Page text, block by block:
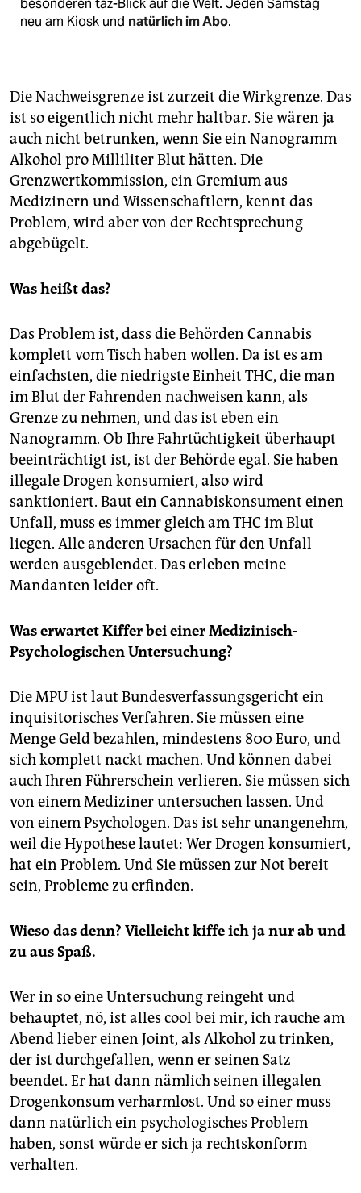
besonderen taz-Blick auf die Welt. Jeden Samstag
neu am Kiosk und natürlich im Abo.
Die Nachweisgrenze ist zurzeit die Wirkgrenze. Das
ist so eigentlich nicht mehr haltbar. Sie wären ja
auch nicht betrunken, wenn Sie ein Nanogramm
Alkohol pro Milliliter Blut hätten. Die
Grenzwertkommission, ein Gremium aus
Medizinern und Wissenschaftlern, kennt das
Problem, wird aber von der Rechtsprechung
abgebügelt.
Was heißt das?
Das Problem ist, dass die Behörden Cannabis
komplett vom Tisch haben wollen. Da ist es am
einfachsten, die niedrigste Einheit THC, die man
im Blut der Fahrenden nachweisen kann, als
Grenze zu nehmen, und das ist eben ein
Nanogramm. Ob Ihre Fahrtüchtigkeit überhaupt
beeinträchtigt ist, ist der Behörde egal. Sie haben
illegale Drogen konsumiert, also wird
sanktioniert. Baut ein Cannabiskonsument einen
Unfall, muss es immer gleich am THC im Blut
liegen. Alle anderen Ursachen für den Unfall
werden ausgeblendet. Das erleben meine
Mandanten leider oft.
Was erwartet Kiffer bei einer Medizinisch-
Psychologischen Untersuchung?
Die MPU ist laut Bundesverfassungsgericht ein
inquisitorisches Verfahren. Sie müssen eine
Menge Geld bezahlen, mindestens 800 Euro, und
sich komplett nackt machen. Und können dabei
auch Ihren Führerschein verlieren. Sie müssen sich
von einem Mediziner untersuchen lassen. Und
von einem Psychologen. Das ist sehr unangenehm,
weil die Hypothese lautet: Wer Drogen konsumiert,
hat ein Problem. Und Sie müssen zur Not bereit
sein, Probleme zu erfinden.
Wieso das denn? Vielleicht kiffe ich ja nur ab und
zu aus Spaß.
Wer in so eine Untersuchung reingeht und
behauptet, nö, ist alles cool bei mir, ich rauche am
Abend lieber einen Joint, als Alkohol zu trinken,
der ist durch­gefallen, wenn er seinen Satz
beendet. Er hat dann nämlich seinen illegalen
Drogenkonsum verharmlost. Und so ­einer muss
dann natürlich ein ­psychologisches Problem
haben, sonst würde er sich ja rechtskonform
verhalten.